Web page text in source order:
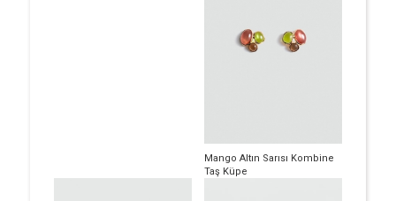
Mango Altın Sarısı Kombine
Taş Küpe